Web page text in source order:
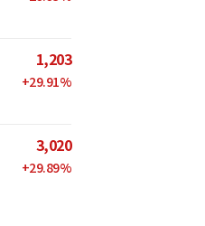
1,203
+29.91%
3,020
+29.89%